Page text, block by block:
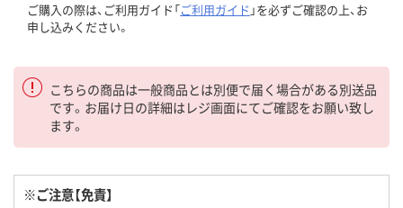
ご購入の際は、ご利用ガイド「ご利用ガイド 」を必ずご確認の上、お
申し込みください。
こちらの商品は一般商品とは別便で届く場合がある別送品
です。お届け日の詳細はレジ画面にてご確認をお願い致し
ます。
※ご注意【免責】